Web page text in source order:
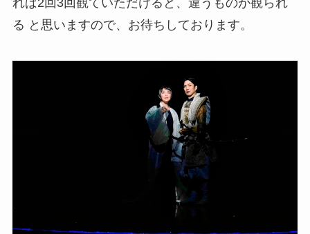
れば2回3回観ていただけると、違うものが観られ
る と思いますので、お待ちしております。